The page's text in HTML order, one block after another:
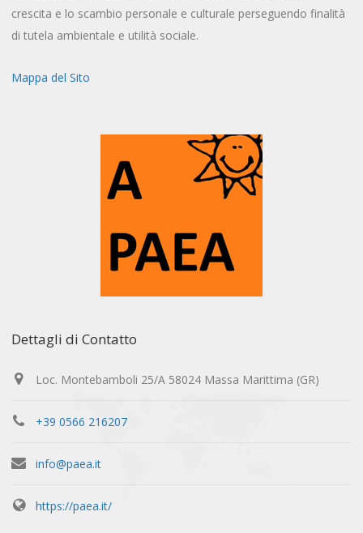
crescita e lo scambio personale e culturale perseguendo finalità
di tutela ambientale e utilità sociale.
Mappa del Sito
Dettagli di Contatto
Loc. Montebamboli 25/A 58024 Massa Marittima (GR)
+39 0566 216207
info@paea.it
https://paea.it/